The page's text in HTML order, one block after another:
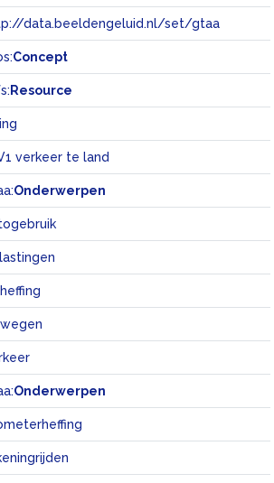
data.beeldengeluid.nl/set/gtaa
Concept
Resource
verkeer te land
Onderwerpen
Onderwerpen